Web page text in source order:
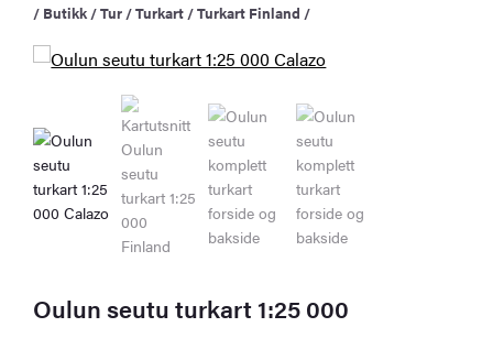
r
h
/ Butikk /Tur /Turkart /Turkart Finland /
Oulun seutu turkart 1:25 000